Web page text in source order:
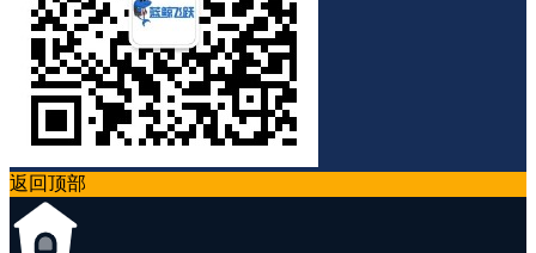
返回顶部